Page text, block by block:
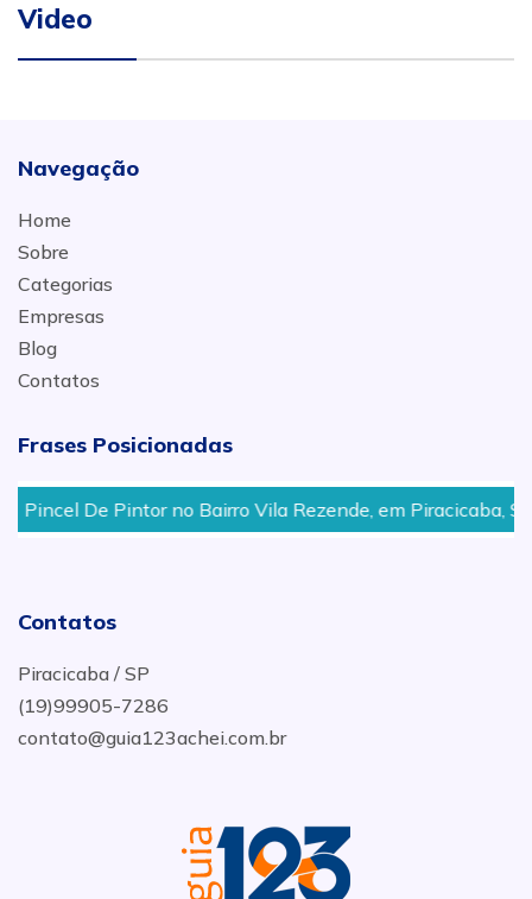
Video
Navegação
Home
Sobre
Categorias
Empresas
Blog
Contatos
Frases Posicionadas
Pincel De Pintor no Bairro Vila Rezende, em Piracicaba, SP
Contatos
Piracicaba / SP
(19)99905-7286
contato@guia123achei.com.br